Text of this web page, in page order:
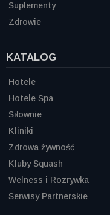
Suplementy
Zdrowie
KATALOG
Hotele
Hotele Spa
Siłownie
Kliniki
Zdrowa żywność
Kluby Squash
Welness i Rozrywka
Serwisy Partnerskie